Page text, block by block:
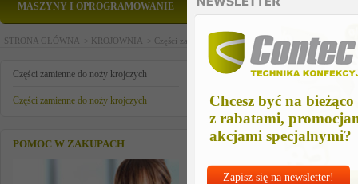
Chcesz być na bieżąco
z rabatami,
akcjami specjalnymi?
Zapisz się na newsletter!
MASZYNY I OPROGRAMOWANIE CZĘŚCI ZAMIENNE
STRONA GŁÓWNA > KROJOWNIA > Części zamienne do noży krojczych >Części
Części zamienne do noży krojczych
Części zamienne do noży krojczych
POMOC W ZAKUPACH
swivel roller assy